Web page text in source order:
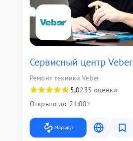
Сервисный центр Veber
Ремонт техники Veber
5,0235 оценки
Открыто до 21:00
Маршрут